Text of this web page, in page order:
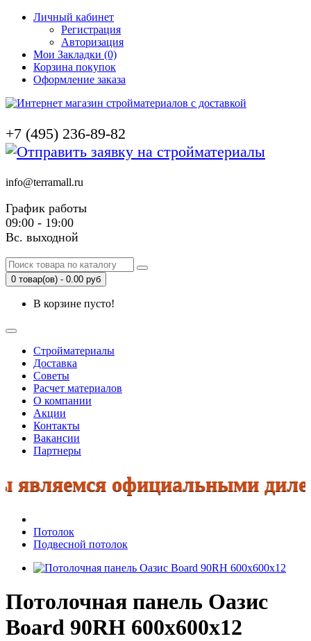
Личный кабинет
Регистрация
Авторизация
Мои Закладки (0)
Корзина покупок
Оформление заказа
+7 (495) 236-89-82
info@terramall.ru
График работы
09:00 - 19:00
Вс. выходной
0 товар(ов) - 0.00 руб
В корзине пусто!
Стройматериалы
Доставка
Советы
Расчет материалов
О компании
Акции
Контакты
Вакансии
Партнеры
официальными
Потолок
Подвесной потолок
Потолочная панель Оазис
Board 90RH 600х600х12